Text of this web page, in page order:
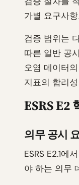
가별 요구사
검증 범위는
따른 일반 공
오염 데이터
지표의 합리성
ESRS E2
의무 공시
ESRS E2.1에
야 하는 의무